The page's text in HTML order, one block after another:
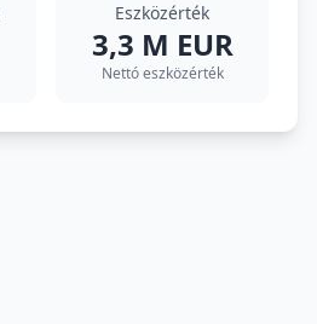
Eszközérték
3,3 M EUR
Nettó eszközérték